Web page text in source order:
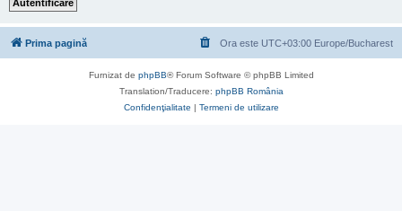
Prima pagină Ora este UTC+03:00 Europe/Bucharest
Furnizat de phpBB® Forum Software © phpBB Limited
Translation/Traducere: phpBB România
Confidenţialitate | Termeni de utilizare